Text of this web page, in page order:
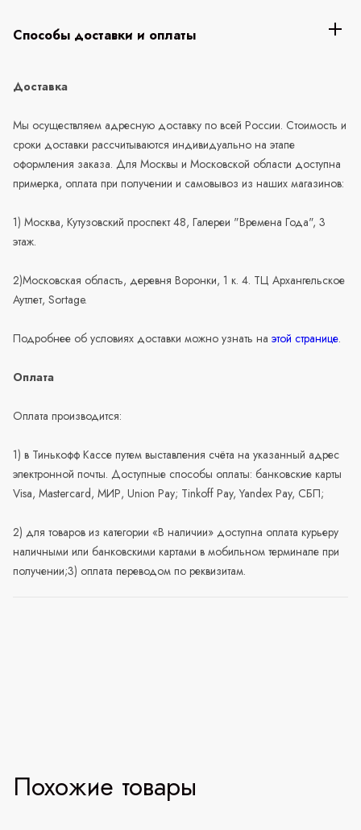
Способы доставки и оплаты
Доставка
Мы осуществляем адресную доставку по всей России. Стоимость и
сроки доставки рассчитываются индивидуально на этапе
оформления заказа. Для Москвы и Московской области доступна
примерка, оплата при получении и самовывоз из наших магазинов:
1) Москва, Кутузовский проспект 48, Галереи "Времена Года", 3
этаж.
2)Московская область, деревня Воронки, 1 к. 4. ТЦ Архангельское
Аутлет, Sortage.
Подробнее об условиях доставки можно узнать на этой странице.
Оплата
Оплата производится:
1) в Тинькофф Кассе путем выставления счёта на указанный адрес
электронной почты. Доступные способы оплаты: банковские карты
Visa, Mastercard, МИР, Union Pay; Tinkoff Pay, Yandex Pay, СБП;
2) для товаров из категории «В наличии» доступна оплата курьеру
наличными или банковскими картами в мобильном терминале при
получении;3) оплата переводом по реквизитам.
Похожие товары